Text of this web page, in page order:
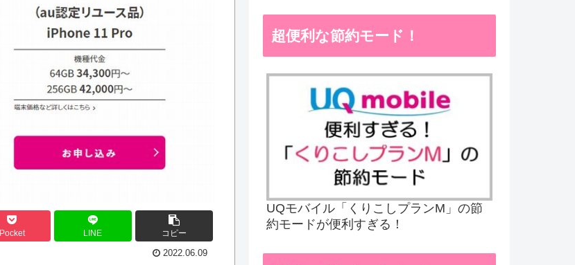
Pocket LINE コピー
2022.06.09
超便利な節約モード！
UQモバイル「くりこしプランM」の節
約モードが便利すぎる！